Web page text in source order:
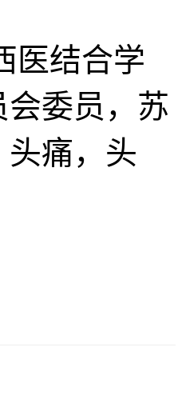
医结合学
委员，苏
痛，头